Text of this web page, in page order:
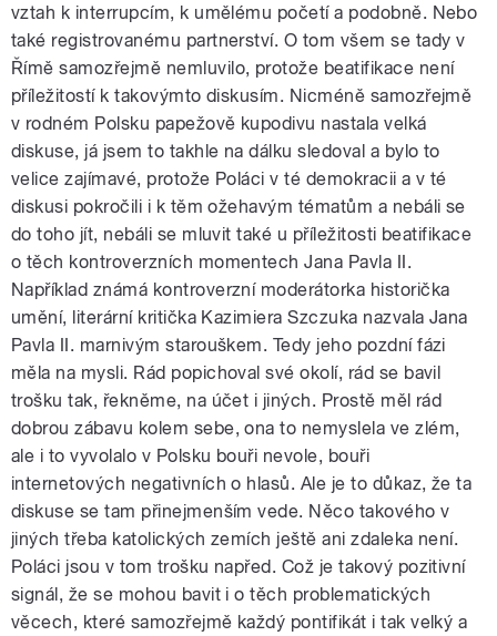
vztah k interrupcím, k umělému početí a podobně. Nebo
také registrovanému partnerství. O tom všem se tady v
Římě samozřejmě nemluvilo, protože beatifikace není
příležitostí k takovýmto diskusím. Nicméně samozřejmě
v rodném Polsku papežově kupodivu nastala velká
diskuse, já jsem to takhle na dálku sledoval a bylo to
velice zajímavé, protože Poláci v té demokracii a v té
diskusi pokročili i k těm ožehavým tématům a nebáli se
do toho jít, nebáli se mluvit také u příležitosti beatifikace
o těch kontroverzních momentech Jana Pavla II.
Například známá kontroverzní moderátorka historička
umění, literární kritička Kazimiera Szczuka nazvala Jana
Pavla II. marnivým starouškem. Tedy jeho pozdní fázi
měla na mysli. Rád popichoval své okolí, rád se bavil
trošku tak, řekněme, na účet i jiných. Prostě měl rád
dobrou zábavu kolem sebe, ona to nemyslela ve zlém,
ale i to vyvolalo v Polsku bouři nevole, bouři
internetových negativních o hlasů. Ale je to důkaz, že ta
diskuse se tam přinejmenším vede. Něco takového v
jiných třeba katolických zemích ještě ani zdaleka není.
Poláci jsou v tom trošku napřed. Což je takový pozitivní
signál, že se mohou bavit i o těch problematických
věcech, které samozřejmě každý pontifikát i tak velký a